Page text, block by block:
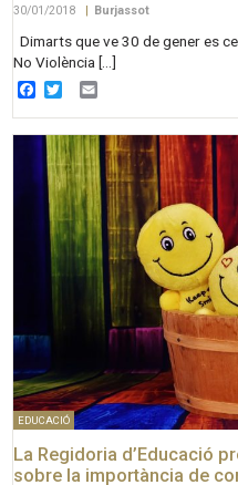
30/01/2018 | Burjassot
Dimarts que ve 30 de gener es
No Violència […]
Facebook
Twitter
EDUCACIÓ
La Regidoria d’Educació
sobre la importància de